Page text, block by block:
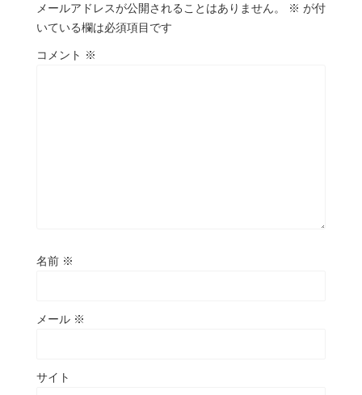
メールアドレスが公開されることはありません。 ※ が付
いている欄は必須項目です
コメント ※
名前 ※
メール ※
サイト